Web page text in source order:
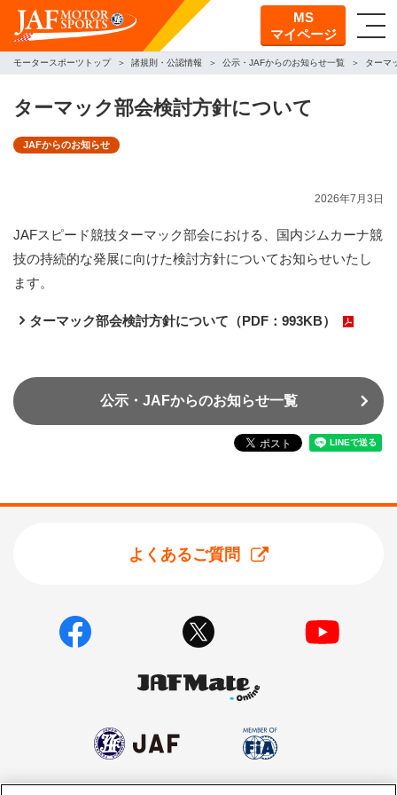
MS
マイページ
モータースポーツトップ 諸規則・公認情報 公示・JAFからのお知らせ一覧 ターマ
ターマック部会検討方針について
JAFからのお知らせ
2026年7月3日
JAFスピード競技ターマック部会における、国内ジムカーナ競
技の持続的な発展に向けた検討方針についてお知らせいたし
ます。
ターマック部会検討方針について（PDF：993KB）
公示・JAFからのお知らせ一覧
よくあるご質問